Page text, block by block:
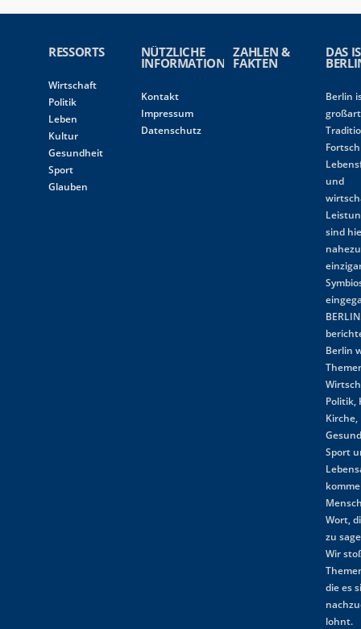
RESSORTS
Wirtschaft
Politik
Leben
Kultur
Gesundheit
Sport
Glauben
NÜTZLICHE
INFORMATIONEN
Kontakt
Impressum
Datenschutz
ZAHLEN &
FAKTEN
DAS
Berlin
und
sind
nahezu
Berlin
Politik,
Kirche,
Sport
Wort,
zu
Wir
die es
lohnt.